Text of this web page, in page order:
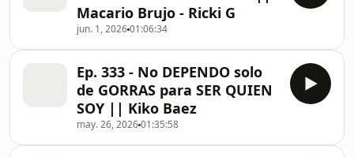
Macario Brujo - Ricki G
jun. 1, 202601:06:34
Ep. 333 - No DEPENDO solo
de GORRAS para SER QUIEN
SOY || Kiko Baez
may. 26, 202601:35:58